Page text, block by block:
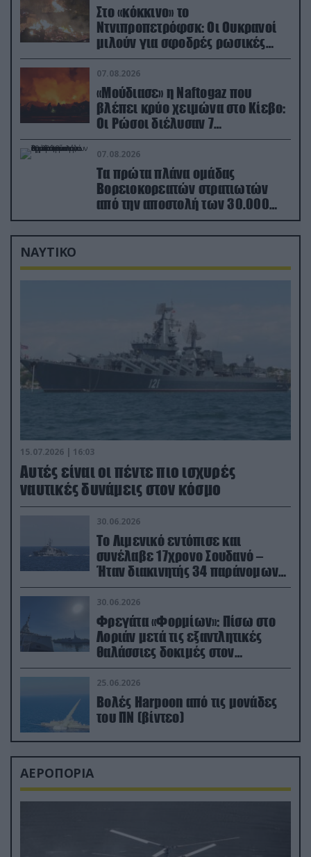
Στο «κόκκινο» το
Ντνιπροπετρόφσκ: Οι Ουκρανοί
μιλούν για σφοδρές ρωσικές
επιθέσεις σε όλη την επικράτεια
07.08.2026
«Μούδιασε» η Naftogaz που
βλέπει κρύο χειμώνα στο Κίεβο:
Οι Ρώσοι διέλυσαν 7
εγκαταστάσεις του ουκρανικού
κολοσσού!
07.08.2026
Τα πρώτα πλάνα ομάδας
Βορειοκορεατών στρατιωτών
από την αποστολή των 30.000
που έφτασαν στη Ρωσία (βίντεο)
ΝΑΥΤΙΚΟ
15.07.2026 | 16:03
Aυτές είναι οι πέντε πιο ισχυρές
ναυτικές δυνάμεις στον κόσμο
30.06.2026
Το Λιμενικό εντόπισε και
συνέλαβε 17χρονο Σουδανό –
Ήταν διακινητής 34 παράνομων
μεταναστών
30.06.2026
Φρεγάτα «Φορμίων»: Πίσω στο
Λοριάν μετά τις εξαντλητικές
θαλάσσιες δοκιμές στον
απαιτητικό Βισκαϊκό
25.06.2026
Βολές Harpoon από τις μονάδες
του ΠΝ (βίντεο)
ΑΕΡΟΠΟΡΙΑ